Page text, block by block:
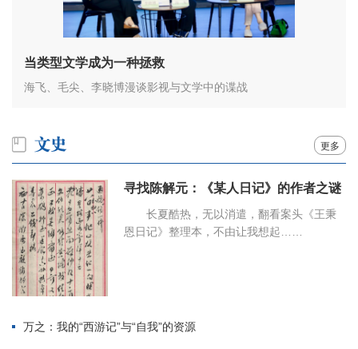
当类型文学成为一种拯救
海飞、毛尖、李晓博漫谈影视与文学中的谍战
更多
寻找陈解元：《某人日记》的作者之谜
长夏酷热，无以消遣，翻看案头《王秉
恩日记》整理本，不由让我想起……
万之：我的“西游记”与“自我”的资源